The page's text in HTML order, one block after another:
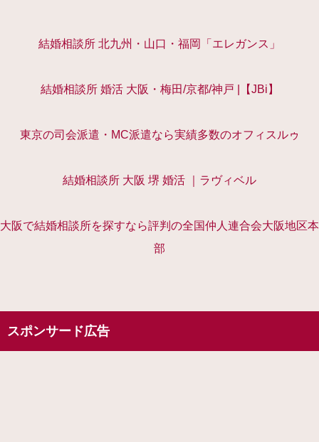
結婚相談所 北九州・山口・福岡「エレガンス」
結婚相談所 婚活 大阪・梅田/京都/神戸 |【JBi】
東京の司会派遣・MC派遣なら実績多数のオフィスルゥ
結婚相談所 大阪 堺 婚活 ｜ラヴィベル
大阪で結婚相談所を探すなら評判の全国仲人連合会大阪地区本
部
スポンサード広告